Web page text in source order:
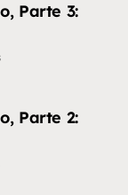
Parte 3:
Parte 2: